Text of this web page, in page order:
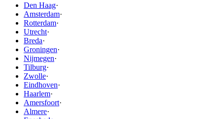
Den Haag·
Amsterdam·
Rotterdam·
Utrecht·
Breda·
Groningen·
Nijmegen·
Tilburg·
Zwolle·
Eindhoven·
Haarlem·
Amersfoort·
Almere·